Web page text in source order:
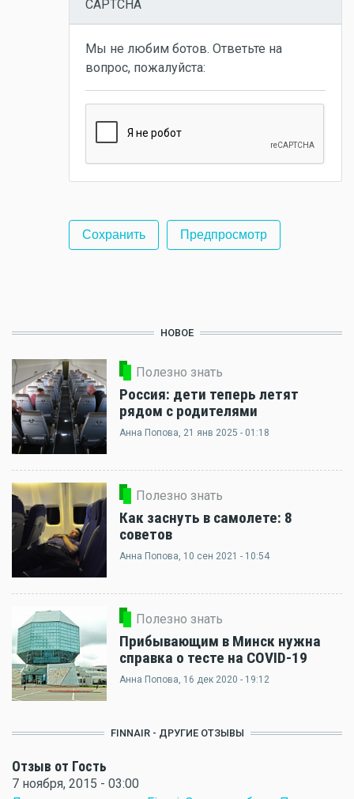
CAPTCHA
Мы не любим ботов. Ответьте на
вопрос, пожалуйста:
НОВОЕ
Полезно знать
Россия: дети теперь летят
рядом с родителями
Анна Попова, 21 янв 2025 - 01:18
Полезно знать
Как заснуть в самолете: 8
советов
Анна Попова, 10 сен 2021 - 10:54
Полезно знать
Прибывающим в Минск нужна
справка о тесте на COVID-19
Анна Попова, 16 дек 2020 - 19:12
FINNAIR - ДРУГИЕ ОТЗЫВЫ
Отзыв от Гость
7 ноября, 2015 - 03:00